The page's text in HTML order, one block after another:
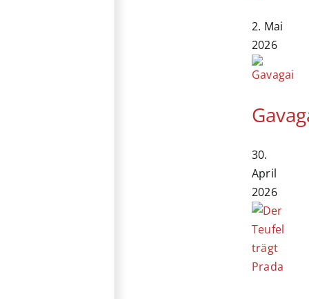
2. Mai
2026
30.
April
2026